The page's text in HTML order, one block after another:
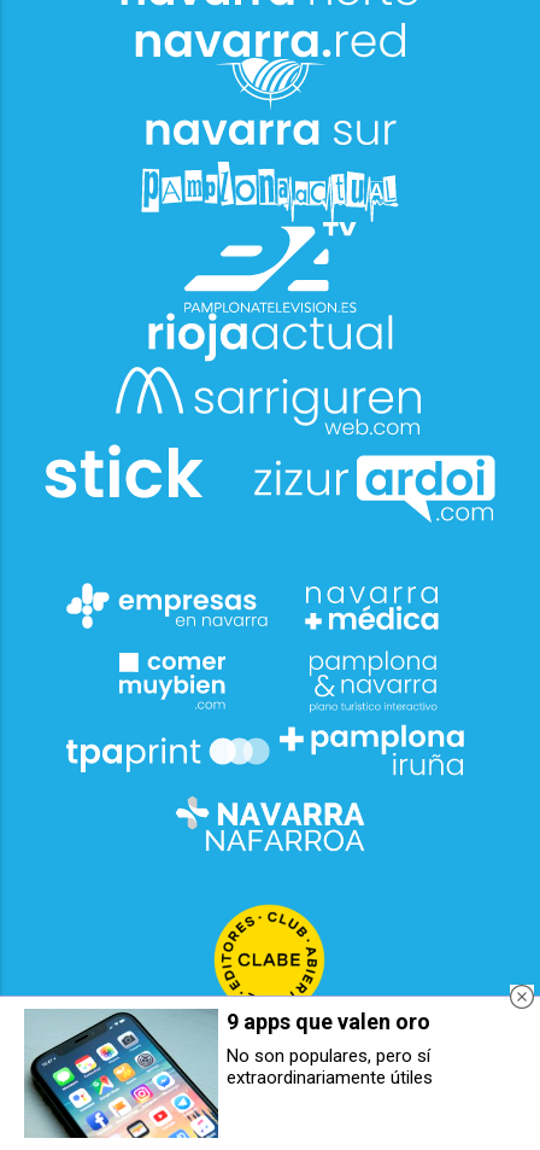
La SER arranca temporada en
Navarra: estas son las novedades
9 apps que valen oro
No son populares, pero sí
extraordinariamente útiles